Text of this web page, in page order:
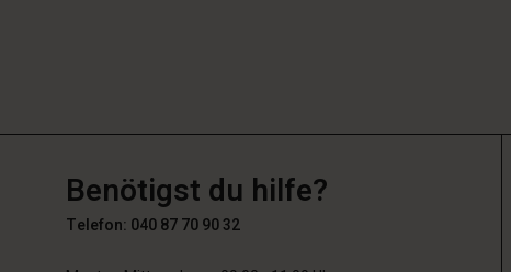
Benötigst du hilfe?
Telefon: 040 87 70 90 32